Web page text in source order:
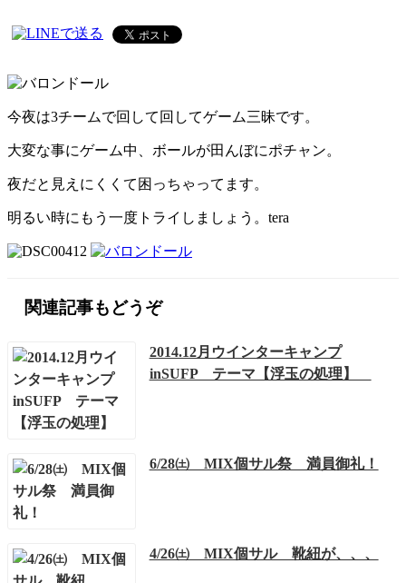
今夜は3チームで回して回してゲーム三昧です。
大変な事にゲーム中、ボールが田んぼにポチャン。
夜だと見えにくくて困っちゃってます。
明るい時にもう一度トライしましょう。tera
関連記事もどうぞ
2014.12月ウインターキャンプ
inSUFP テーマ【浮玉の処理】
6/28㈯ MIX個サル祭 満員御礼！
4/26㈯ MIX個サル 靴紐が、、、